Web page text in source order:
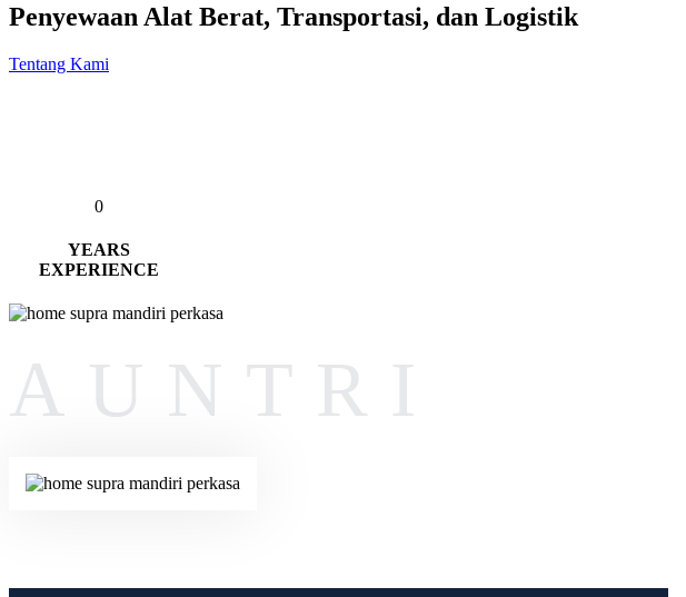
Penyewaan Alat Berat, Transportasi, dan Logistik
Tentang Kami
0
YEARS
EXPERIENCE
AUNTRI